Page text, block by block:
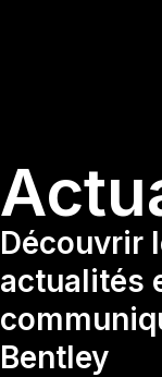
Découvrir
actualités
Bentley